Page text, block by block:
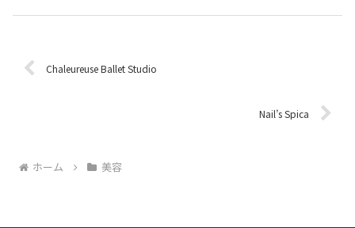
Chaleureuse Ballet Studio
Nail’s Spica
ホーム 美容